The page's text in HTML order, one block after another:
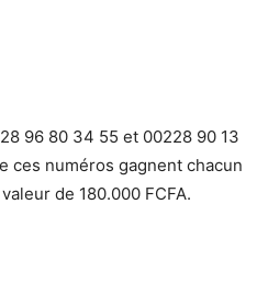
96 80 34 55 et 00228 90 13
ces numéros gagnent chacun
de 180.000 FCFA.